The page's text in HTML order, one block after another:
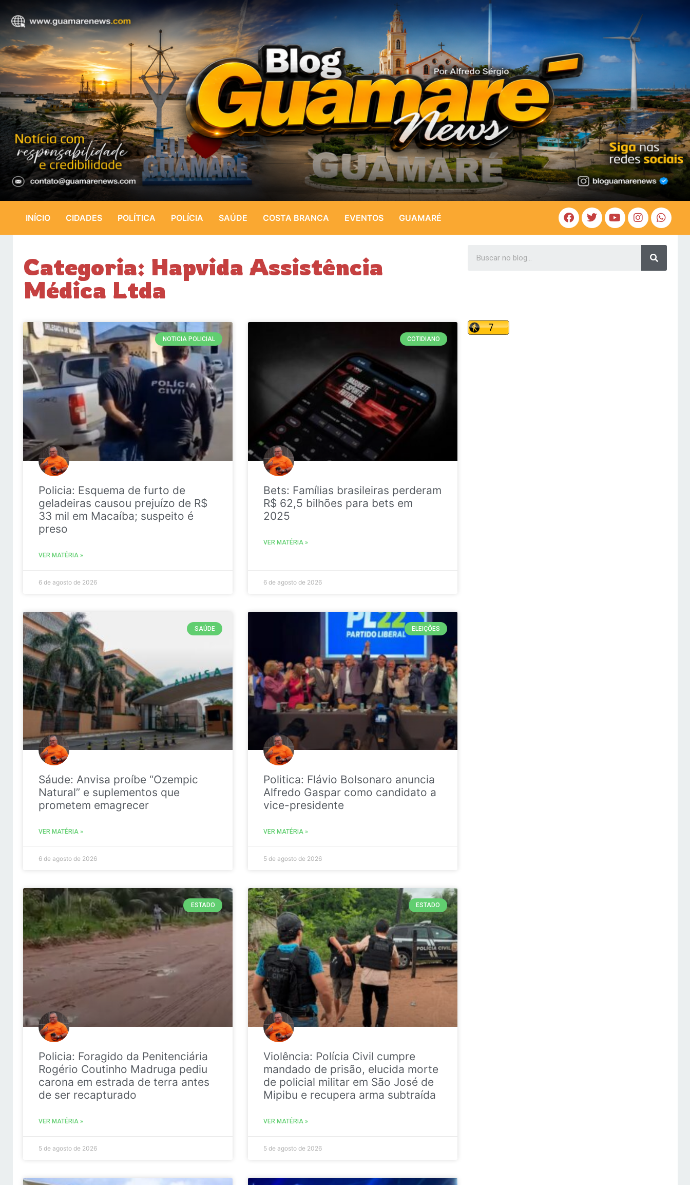
INÍCIO CIDADES POLÍTICA POLÍCIA SAÚDE COSTA BRANCA EVENTOS GUAMARÉ
Categoria: Hapvida Assistência
Médica Ltda
NOTICIA POLICIAL
Policia: Esquema de furto de
geladeiras causou prejuízo de R$
33 mil em Macaíba; suspeito é
preso
VER MATÉRIA »
6 de agosto de 2026
COTIDIANO
Bets: Famílias brasileiras perderam
R$ 62,5 bilhões para bets em
2025
VER MATÉRIA »
6 de agosto de 2026
SAÚDE
Sáude: Anvisa proíbe “Ozempic
Natural” e suplementos que
prometem emagrecer
VER MATÉRIA »
6 de agosto de 2026
ELEIÇÕES
Politica: Flávio Bolsonaro anuncia
Alfredo Gaspar como candidato a
vice-presidente
VER MATÉRIA »
5 de agosto de 2026
ESTADO
Policia: Foragido da Penitenciária
Rogério Coutinho Madruga pediu
carona em estrada de terra antes
de ser recapturado
VER MATÉRIA »
5 de agosto de 2026
ESTADO
Violência: Polícia Civil cumpre
mandado de prisão, elucida morte
de policial militar em São José de
Mipibu e recupera arma subtraída
VER MATÉRIA »
5 de agosto de 2026